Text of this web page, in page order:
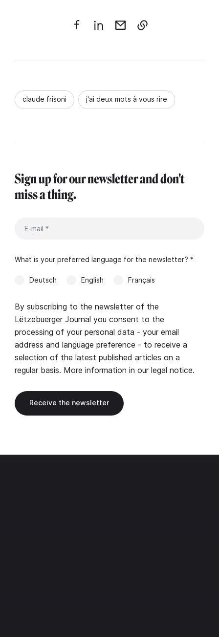
claude frisoni j'ai deux mots à vous rire
Sign up for our newsletter and don't
miss a thing.
What is your preferred language for the newsletter? *
Deutsch English Français
By subscribing to the newsletter of the
Lëtzebuerger Journal you consent to the
processing of your personal data - your email
address and language preference - to receive a
selection of the latest published articles on a
regular basis. More information in our legal notice.